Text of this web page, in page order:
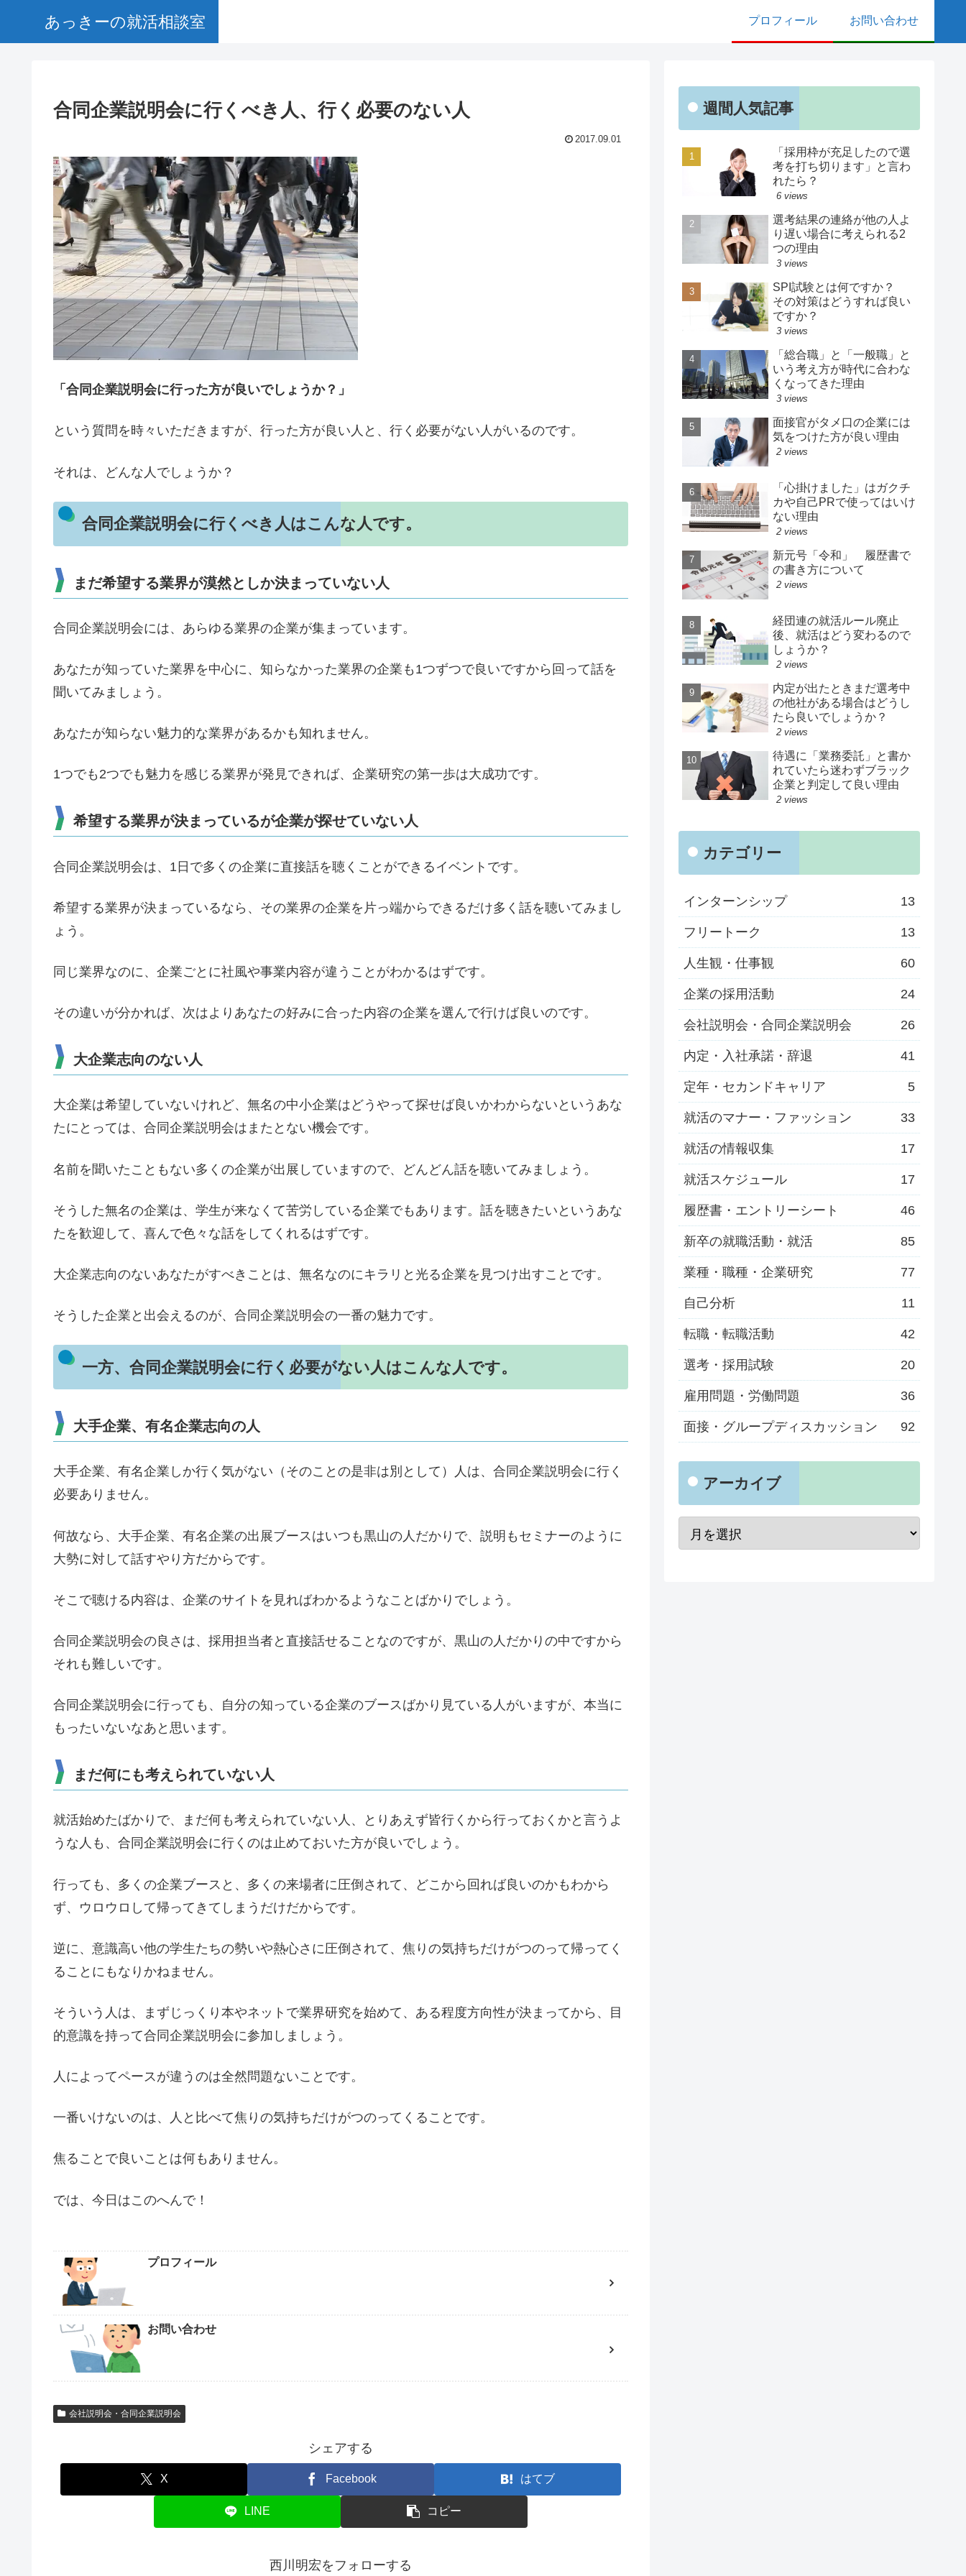
あっきーの就活相談室 プロフィール お問い合わせ
合同企業説明会に行くべき人、行く必要のない人
2017.09.01
「合同企業説明会に行った方が良いでしょうか？」
という質問を時々いただきますが、行った方が良い人と、行く必要がない人がいるのです。
それは、どんな人でしょうか？
合同企業説明会に行くべき人はこんな人です。
まだ希望する業界が漠然としか決まっていない人
合同企業説明会には、あらゆる業界の企業が集まっています。
あなたが知っていた業界を中心に、知らなかった業界の企業も1つずつで良いですから回って話を
聞いてみましょう。
あなたが知らない魅力的な業界があるかも知れません。
1つでも2つでも魅力を感じる業界が発見できれば、企業研究の第一歩は大成功です。
希望する業界が決まっているが企業が探せていない人
合同企業説明会は、1日で多くの企業に直接話を聴くことができるイベントです。
希望する業界が決まっているなら、その業界の企業を片っ端からできるだけ多く話を聴いてみまし
ょう。
同じ業界なのに、企業ごとに社風や事業内容が違うことがわかるはずです。
その違いが分かれば、次はよりあなたの好みに合った内容の企業を選んで行けば良いのです。
大企業志向のない人
大企業は希望していないけれど、無名の中小企業はどうやって探せば良いかわからないというあな
たにとっては、合同企業説明会はまたとない機会です。
名前を聞いたこともない多くの企業が出展していますので、どんどん話を聴いてみましょう。
そうした無名の企業は、学生が来なくて苦労している企業でもあります。話を聴きたいというあな
たを歓迎して、喜んで色々な話をしてくれるはずです。
大企業志向のないあなたがすべきことは、無名なのにキラリと光る企業を見つけ出すことです。
そうした企業と出会えるのが、合同企業説明会の一番の魅力です。
一方、合同企業説明会に行く必要がない人はこんな人です。
大手企業、有名企業志向の人
大手企業、有名企業しか行く気がない（そのことの是非は別として）人は、合同企業説明会に行く
必要ありません。
何故なら、大手企業、有名企業の出展ブースはいつも黒山の人だかりで、説明もセミナーのように
大勢に対して話すやり方だからです。
そこで聴ける内容は、企業のサイトを見ればわかるようなことばかりでしょう。
合同企業説明会の良さは、採用担当者と直接話せることなのですが、黒山の人だかりの中ですから
それも難しいです。
合同企業説明会に行っても、自分の知っている企業のブースばかり見ている人がいますが、本当に
もったいないなあと思います。
まだ何にも考えられていない人
就活始めたばかりで、まだ何も考えられていない人、とりあえず皆行くから行っておくかと言うよ
うな人も、合同企業説明会に行くのは止めておいた方が良いでしょう。
行っても、多くの企業ブースと、多くの来場者に圧倒されて、どこから回れば良いのかもわから
ず、ウロウロして帰ってきてしまうだけだからです。
逆に、意識高い他の学生たちの勢いや熱心さに圧倒されて、焦りの気持ちだけがつのって帰ってく
ることにもなりかねません。
そういう人は、まずじっくり本やネットで業界研究を始めて、ある程度方向性が決まってから、目
的意識を持って合同企業説明会に参加しましょう。
人によってペースが違うのは全然問題ないことです。
一番いけないのは、人と比べて焦りの気持ちだけがつのってくることです。
焦ることで良いことは何もありません。
では、今日はこのへんで！
プロフィール
お問い合わせ
会社説明会・合同企業説明会
シェアする
X Facebook はてブ
LINE コピー
西川明宏をフォローする
週間人気記事
「採用枠が充足したので選
考を打ち切ります」と言わ
れたら？
6 views
選考結果の連絡が他の人よ
り遅い場合に考えられる2
つの理由
3 views
SPI試験とは何ですか？
その対策はどうすれば良い
ですか？
3 views
「総合職」と「一般職」と
いう考え方が時代に合わな
くなってきた理由
3 views
面接官がタメ口の企業には
気をつけた方が良い理由
2 views
「心掛けました」はガクチ
カや自己PRで使ってはいけ
ない理由
2 views
新元号「令和」 履歴書で
の書き方について
2 views
経団連の就活ルール廃止
後、就活はどう変わるので
しょうか？
2 views
内定が出たときまだ選考中
の他社がある場合はどうし
たら良いでしょうか？
2 views
待遇に「業務委託」と書か
れていたら迷わずブラック
企業と判定して良い理由
2 views
カテゴリー
インターンシップ 13
フリートーク 13
人生観・仕事観 60
企業の採用活動 24
会社説明会・合同企業説明会 26
内定・入社承諾・辞退 41
定年・セカンドキャリア 5
就活のマナー・ファッション 33
就活の情報収集 17
就活スケジュール 17
履歴書・エントリーシート 46
新卒の就職活動・就活 85
業種・職種・企業研究 77
自己分析 11
転職・転職活動 42
選考・採用試験 20
雇用問題・労働問題 36
面接・グループディスカッション 92
アーカイブ